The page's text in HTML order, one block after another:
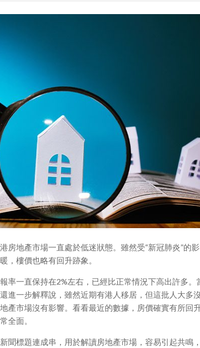
房地產市場一直處於低迷狀態。雖然受“新冠肺炎”的
，樓價也略有回升跡象。
率一直保持在2%左右，已經比正常情況下高出許多。
進一步解釋說，雖然近期有港人移居，但這批人大多
產市場沒有影響。看看最近的數據，房價確實有所回
全面。
聞標題連成串，用於解讀房地產市場，容易引起共鳴